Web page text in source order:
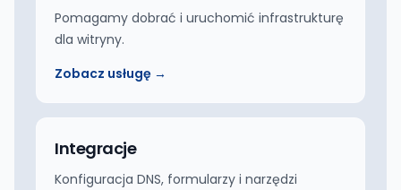
Pomagamy dobrać i uruchomić infrastrukturę
dla witryny.
Zobacz usługę →
Integracje
Konfiguracja DNS, formularzy i narzędzi